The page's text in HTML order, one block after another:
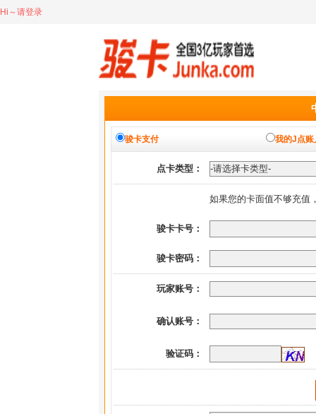
Hi～请登录
骏卡支付 我的J点账
点卡类型：
如果您的卡面值不够充值
骏卡卡号：
骏卡密码：
玩家账号：
确认账号：
验证码：